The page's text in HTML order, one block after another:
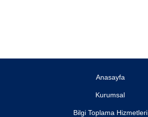
Anasayfa
Kurumsal
Bilgi Toplama Hizmetleri